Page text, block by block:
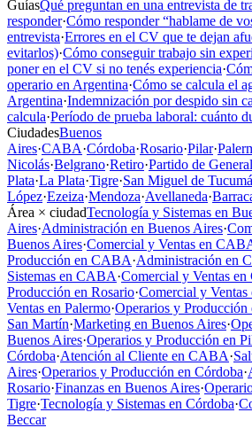
GuíasQué preguntan en una entrevista de
responder·Cómo responder “hablame de
entrevista·Errores en el CV que te dejan
evitarlos)·Cómo conseguir trabajo sin
poner en el CV si no tenés experiencia·
operario en Argentina·Cómo se calcula el
Argentina·Indemnización por despido sin
calcula·Período de prueba laboral: cuánto
CiudadesBuenos
Aires·CABA·Córdoba·Rosario·Pilar·
Nicolás·Belgrano·Retiro·Partido de
Plata·La Plata·Tigre·San Miguel de
López·Ezeiza·Mendoza·Avellaneda·
Área × ciudadTecnología y Sistemas en
Aires·Administración en Buenos Aires·
Buenos Aires·Comercial y Ventas en
Producción en CABA·Administración en
Sistemas en CABA·Comercial y Ventas en
Producción en Rosario·Comercial y Ventas
Ventas en Palermo·Operarios y Producción
San Martín·Marketing en Buenos Aires·
Buenos Aires·Operarios y Producción en
Córdoba·Atención al Cliente en CABA·
Aires·Operarios y Producción en Córdoba·
Rosario·Finanzas en Buenos Aires·
Tigre·Tecnología y Sistemas en Córdoba·
Beccar